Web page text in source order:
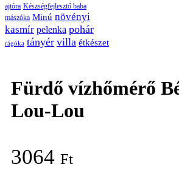
ajtóra Készségfejlesztő baba
mászóka Minú növényi
kasmír pelenka pohár
rágóka tányér villa étkészet
Fürdő vízhőmérő
Lou-Lou
3064 Ft